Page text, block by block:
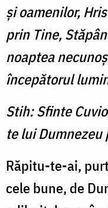
şi oamenilor,
prin Tine,
noaptea
începătorul
Stih: Sfinte
te lui Dumnezeu
Răpitu-te-ai,
cele bune, de